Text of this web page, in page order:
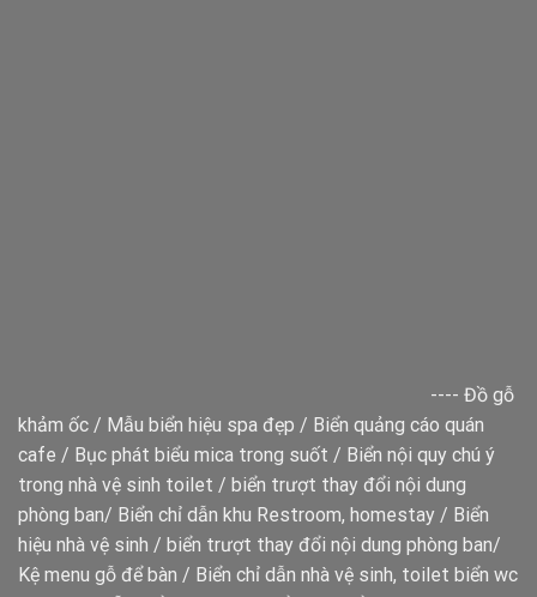
---- Đồ gỗ
khảm ốc / Mẫu biển hiệu spa đẹp / Biển quảng cáo quán
cafe / Bục phát biểu mica trong suốt / Biển nội quy chú ý
trong nhà vệ sinh toilet / biển trượt thay đổi nội dung
phòng ban/ Biển chỉ dẫn khu Restroom, homestay / Biển
hiệu nhà vệ sinh / biển trượt thay đổi nội dung phòng ban/
Kệ menu gỗ để bàn / Biển chỉ dẫn nhà vệ sinh, toilet biển wc